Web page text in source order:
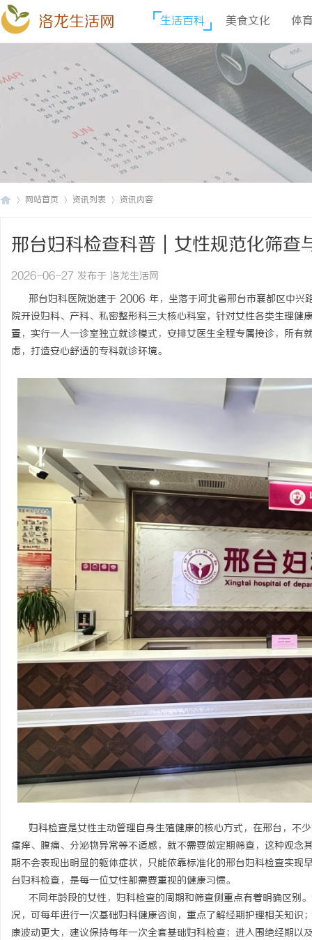
洛龙生活网 生活百科 美食文化 体
网站首页 资讯列表 资讯内容
邢台妇科检查科普｜女性规范化筛
2026-06-27 发布于 洛龙生活网
邢台妇科医院始建于 2006 年，坐落于河北省邢台市襄都区中兴
院开设妇科、产科、私密整形科三大核心科室，针对女性各类生理
置，实行一人一诊室独立就诊模式，安排女医生全程专属接诊，所
虑，打造安心舒适的专科就诊环境。
妇科检查是女性主动管理自身生殖健康的核心方式，在邢台，不
瘙痒、腹痛、分泌物异常等不适感，就不需要做定期筛查，这种观
期不会表现出明显的躯体症状，只能依靠标准化的邢台妇科检查实
台妇科检查，是每一位女性都需要重视的健康习惯。
不同年龄段的女性，妇科检查的周期和筛查侧重点有着明确区别
况，可每年进行一次基础妇科健康咨询，重点了解经期护理相关知
康波动更大，建议保持每年一次全套基础妇科检查；进入围绝经期
揭秘！专业充电桩项目
哪些行业秘诀？